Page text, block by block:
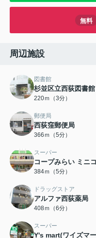
無料
周辺施設
図書館
杉並区立西荻図書館
220ｍ（3分）
郵便局
西荻窪郵便局
366ｍ（5分）
スーパー
コープみらい ミニ
384ｍ（5分）
ドラッグストア
アルファ西荻薬局
408ｍ（6分）
スーパー
Y's mart(ワイズマ